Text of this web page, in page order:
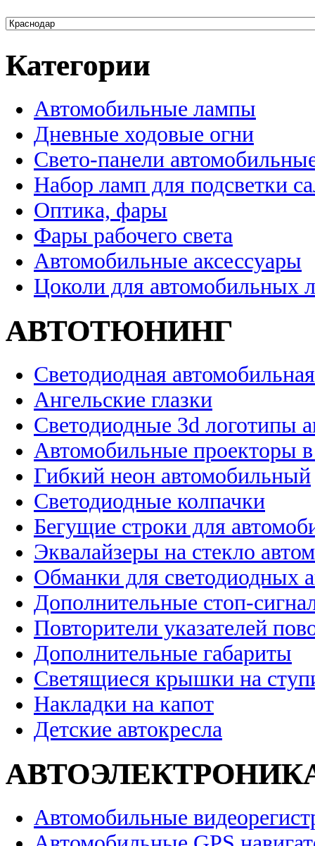
Категории
Автомобильные лампы
Дневные ходовые огни
Свето-панели
Набор ламп для подсветки
Оптика, фары
Фары рабочего света
Автомобильные аксессуары
Цоколи для автомобильных
АВТОТЮНИНГ
Светодиодная
Ангельские глазки
Светодиодные 3d логотипы
Автомобильные проекторы
Гибкий неон автомобильный
Светодиодные колпачки
Бегущие строки для
Эквалайзеры на стекло
Обманки для светодиодных
Дополнительные стоп-
Повторители указателей
Дополнительные габариты
Светящиеся крышки на
Накладки на капот
Детские автокресла
Автомобильные